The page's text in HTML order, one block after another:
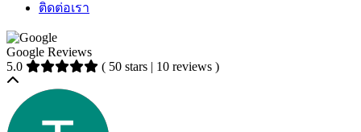
ติดต่อเรา
Google Reviews
5.0
( 50 stars | 10 reviews )